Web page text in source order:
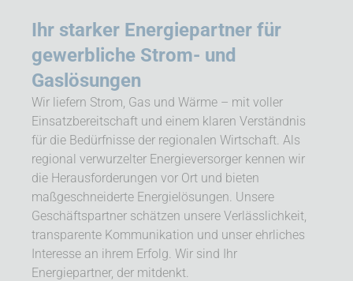
Ihr starker Energiepartner für
gewerbliche Strom- und
Gaslösungen
Wir liefern Strom, Gas und Wärme – mit voller
Einsatzbereitschaft und einem klaren Verständnis
für die Bedürfnisse der regionalen Wirtschaft. Als
regional verwurzelter Energieversorger kennen wir
die Herausforderungen vor Ort und bieten
maßgeschneiderte Energielösungen. Unsere
Geschäftspartner schätzen unsere Verlässlichkeit,
transparente Kommunikation und unser ehrliches
Interesse an ihrem Erfolg. Wir sind Ihr
Energiepartner, der mitdenkt.